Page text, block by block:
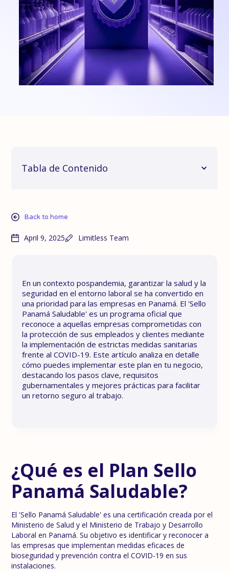
Back to home
April 9, 2025 Limitless Team
En un contexto pospandemia, garantizar la salud y la
seguridad en el entorno laboral se ha convertido en
una prioridad para las empresas en Panamá. El 'Sello
Panamá Saludable' es un programa oficial que
reconoce a aquellas empresas comprometidas con
la protección de sus empleados y clientes mediante
la implementación de estrictas medidas sanitarias
frente al COVID-19. Este artículo analiza en detalle
cómo puedes implementar este plan en tu negocio,
destacando los pasos clave, requisitos
gubernamentales y mejores prácticas para facilitar
un retorno seguro al trabajo.
¿Qué es el Plan Sello
Panamá Saludable?
El 'Sello Panamá Saludable' es una certificación creada por el
Ministerio de Salud y el Ministerio de Trabajo y Desarrollo
Laboral en Panamá. Su objetivo es identificar y reconocer a
las empresas que implementan medidas eficaces de
bioseguridad y prevención contra el COVID-19 en sus
instalaciones.
Tabla de Contenido